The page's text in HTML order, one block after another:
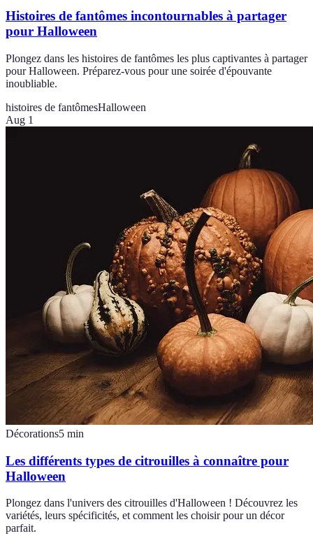
Histoires de fantômes incontournables à partager
pour Halloween
Plongez dans les histoires de fantômes les plus captivantes à partager
pour Halloween. Préparez-vous pour une soirée d'épouvante
inoubliable.
histoires de fantômesHalloween
Aug 1
Décorations5 min
Les différents types de citrouilles à connaître pour
Halloween
Plongez dans l'univers des citrouilles d'Halloween ! Découvrez les
variétés, leurs spécificités, et comment les choisir pour un décor
parfait.